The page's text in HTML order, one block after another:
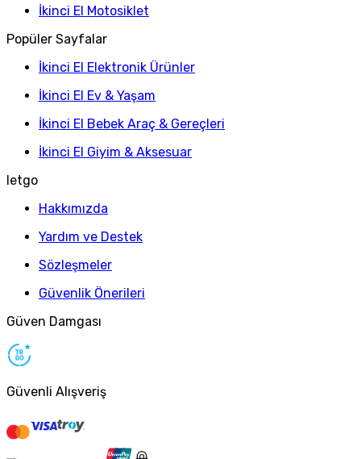
İkinci El Motosiklet
Popüler Sayfalar
İkinci El Elektronik Ürünler
İkinci El Ev & Yaşam
İkinci El Bebek Araç & Gereçleri
İkinci El Giyim & Aksesuar
letgo
Hakkımızda
Yardım ve Destek
Sözleşmeler
Güvenlik Önerileri
Güven Damgası
Güvenli Alışveriş